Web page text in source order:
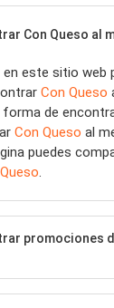
Con Queso al
este sitio web
Con Queso
forma de
Con Queso al
puedes
.
promociones